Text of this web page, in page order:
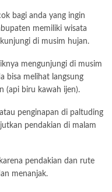
bagi anda yang ingin
memiliki wisata
di musim hujan.
mengunjungi di musim
bisa melihat langsung
(api biru kawah ijen).
penginapan di paltuding
pendakian di malam
pendakian dan rute
menanjak.